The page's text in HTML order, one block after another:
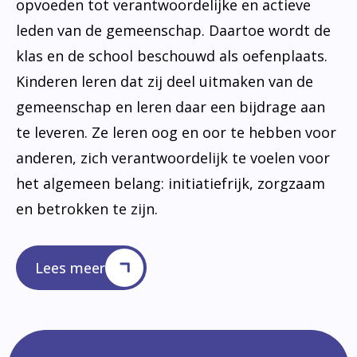
opvoeden tot verantwoordelijke en actieve
leden van de gemeenschap. Daartoe wordt de
klas en de school beschouwd als oefenplaats.
Kinderen leren dat zij deel uitmaken van de
gemeenschap en leren daar een bijdrage aan
te leveren. Ze leren oog en oor te hebben voor
anderen, zich verantwoordelijk te voelen voor
het algemeen belang: initiatiefrijk, zorgzaam
en betrokken te zijn.
Lees meer